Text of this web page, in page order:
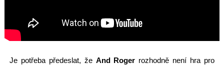
Je potřeba předeslat, že And Roger rozhodně není hra pro